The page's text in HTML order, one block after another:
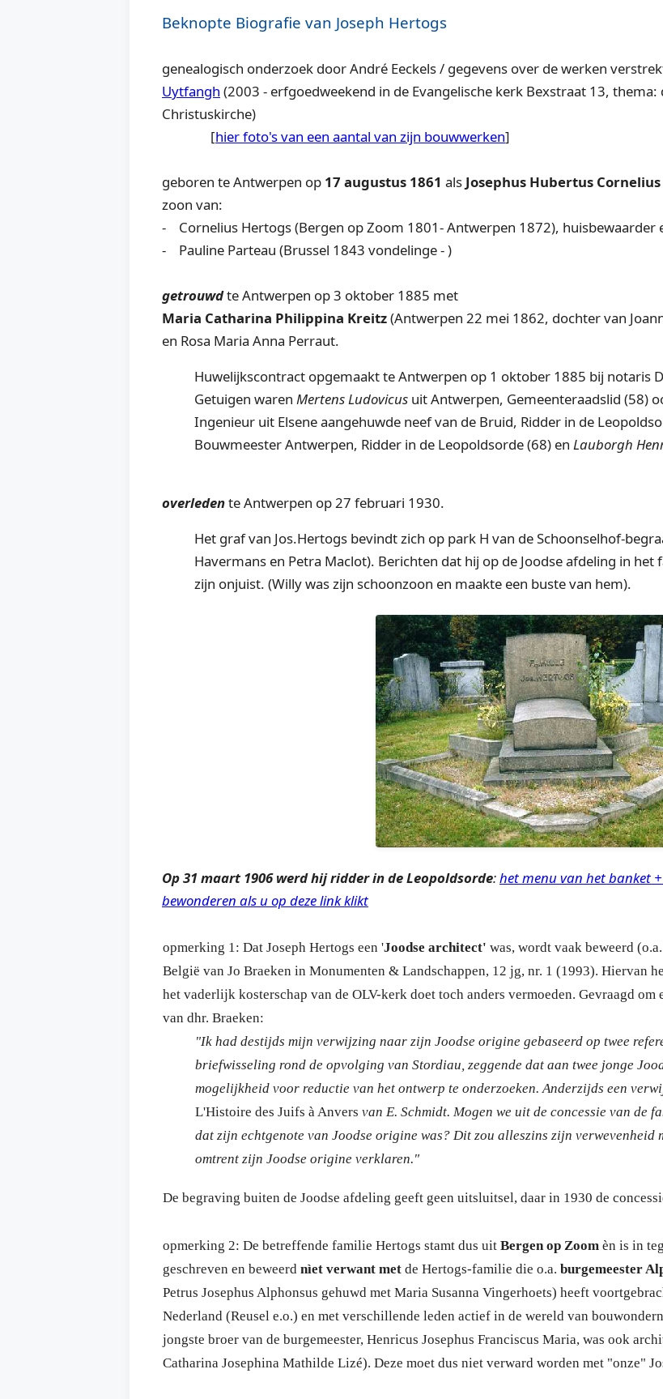
Beknopte Biografie van Joseph Hertogs
genealogisch onderzoek door André Eeckels/ gegevens over dewerken
Uytfangh (2003 - erfgoedweekend in de Evangelische kerk Bexstraat 13, thema:
Christuskirche)
[hier foto's van een aantal van zijn bouwwerken]
geboren te Antwerpen op 17 augustus 1861 als Josephus Hubertus
zoon van:
- Cornelius Hertogs (Bergen op Zoom 1801- Antwerpen 1872), huisbewaarder
- Pauline Parteau (Brussel 1843 vondelinge - )
getrouwdte Antwerpen op 3 oktober 1885 met
Maria Catharina Philippina Kreitz(Antwerpen 22 mei 1862, dochter van
en Rosa Maria Anna Perraut.
Huwelijkscontract opgemaakt te Antwerpen op 1 oktober 1885 bij notaris
Getuigen waren Mertens Ludovicus uit Antwerpen, Gemeenteraadslid (58)
Ingenieur uit Elsene aangehuwde neef van de Bruid, Ridder in de
Bouwmeester Antwerpen, Ridder in de Leopoldsorde (68) en Lauborgh
overledente Antwerpen op 27 februari 1930.
Het graf van Jos.Hertogs bevindt zich op park H van de Schoonselhof-
Havermans en Petra Maclot). Berichten dat hij op de Joodse afdeling in
zijn onjuist. (Willy was zijn schoonzoon en maakte een buste van hem).
Op 31 maart 1906 werd hij ridder in de Leopoldsorde:het menu van het banket
bewonderen als u op deze link klikt
opmerking 1: Dat Joseph Hertogs een 'Joodse architect' was, wordt vaak beweerd
België van Jo Braeken in Monumenten & Landschappen, 12 jg, nr. 1 (1993). Hiervan
het vaderlijk kosterschap van de OLV-kerk doet toch anders vermoeden. Gevraagd om
van dhr. Braeken:
"Ik had destijds mijn verwijzing naar zijn Joodse origine gebaseerd op twee
briefwisseling rond de opvolging van Stordiau, zeggende dat aan twee jonge
mogelijkheid voor reductie van het ontwerp te onderzoeken. Anderzijds een
L'Histoire des Juifs à Anvers van E. Schmidt. Mogen we uit de concessie van de
dat zijn echtgenote van Joodse origine was? Dit zou alleszins zijn verwevenheid
omtrent zijn Joodse origine verklaren."
De begraving buiten de Joodse afdeling geeft geen uitsluitsel, daar in 1930 de
opmerking 2: De betreffende familie Hertogs stamt dus uit Bergen op Zoom èn is in
geschreven en beweerd nìet verwant met de Hertogs-familie die o.a. burgemeester
Petrus Josephus Alphonsus gehuwd met Maria Susanna Vingerhoets) heeft
Nederland (Reusel e.o.) en met verschillende leden actief in de wereld van
jongste broer van de burgemeester, Henricus Josephus Franciscus Maria, was ook
Catharina Josephina Mathilde Lizé). Deze moet dus niet verward worden met "onze"